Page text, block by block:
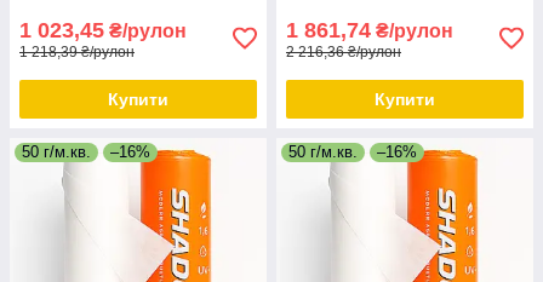
1 023,45 ₴/рулон
1 218,39 ₴/рулон
Купити
1 861,74 ₴/рулон
2 216,36 ₴/рулон
Купити
50 г/м.кв. –16% 50 г/м.кв. –16%